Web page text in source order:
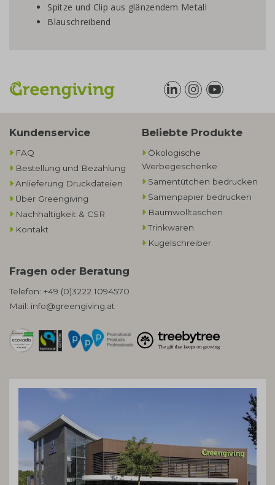
Spitze und Clip aus glänzendem Metall
Blauschreibend
Kundenservice
FAQ
Bestellung und Bezahlung
Anlieferung Druckdateien
Über Greengiving
Nachhaltigkeit & CSR
Kontakt
Beliebte Produkte
Ökologische
Werbegeschenke​
Samentütchen bedrucken
Samenpapier bedrucken
Baumwolltaschen​
Trinkwaren
Kugelschreiber
Fragen oder Beratung
Telefon: +49 (0)3222 1094570
Mail: info@greengiving.at